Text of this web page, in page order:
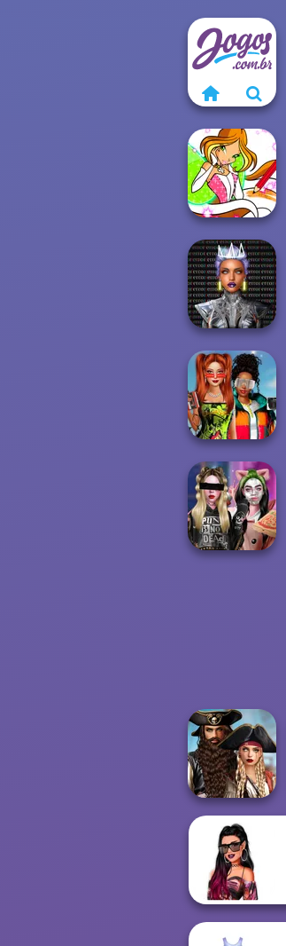
Winx Paint Fairy
Color
Cyber Chic
Makeover
Queens
Babs And
Friends Love
Match Pr...
Romance Of The
Seven Seas
Pira...